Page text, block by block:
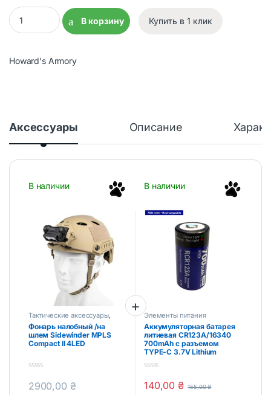
Фонарь налобный /на шлем Sidewinder MPLS Compact II 4LED
В корзину
Купить в 1 клик
Howard's Armory
Аксессуары Описание
В наличии
Тактические аксессуары,
Фонари
Фонарь налобный /на
шлем Sidewinder MPLS
Compact II 4LED
o
2900,00 ₴
Этот товар имеет несколько вариаций. Опции можно
В наличии
Элементы питания
Аккумуляторная батарея
литиевая CR123A/16340
700mAh с разъемом
TYPE-C 3.7V Lithium
o140,00₴ 155,00₴